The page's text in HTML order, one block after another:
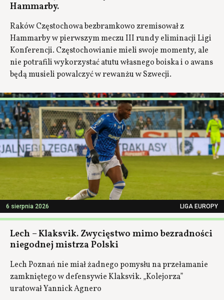
Hammarby.
Raków Częstochowa bezbramkowo zremisował z
Hammarby w pierwszym meczu III rundy eliminacji Ligi
Konferencji. Częstochowianie mieli swoje momenty, ale
nie potrafili wykorzystać atutu własnego boiska i o awans
będą musieli powalczyć w rewanżu w Szwecji.
6 sierpnia 2026 LIGA EUROPY
Lech – Klaksvik. Zwycięstwo mimo bezradności
niegodnej mistrza Polski
Lech Poznań nie miał żadnego pomysłu na przełamanie
zamkniętego w defensywie Klaksvik. „Kolejorza”
uratował Yannick Agnero